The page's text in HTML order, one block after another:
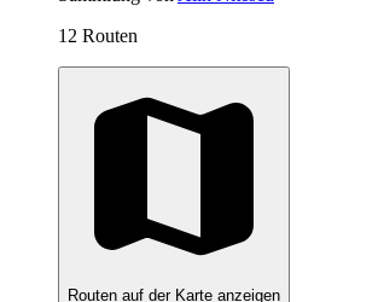
12 Routen
Routen auf der Karte anzeigen